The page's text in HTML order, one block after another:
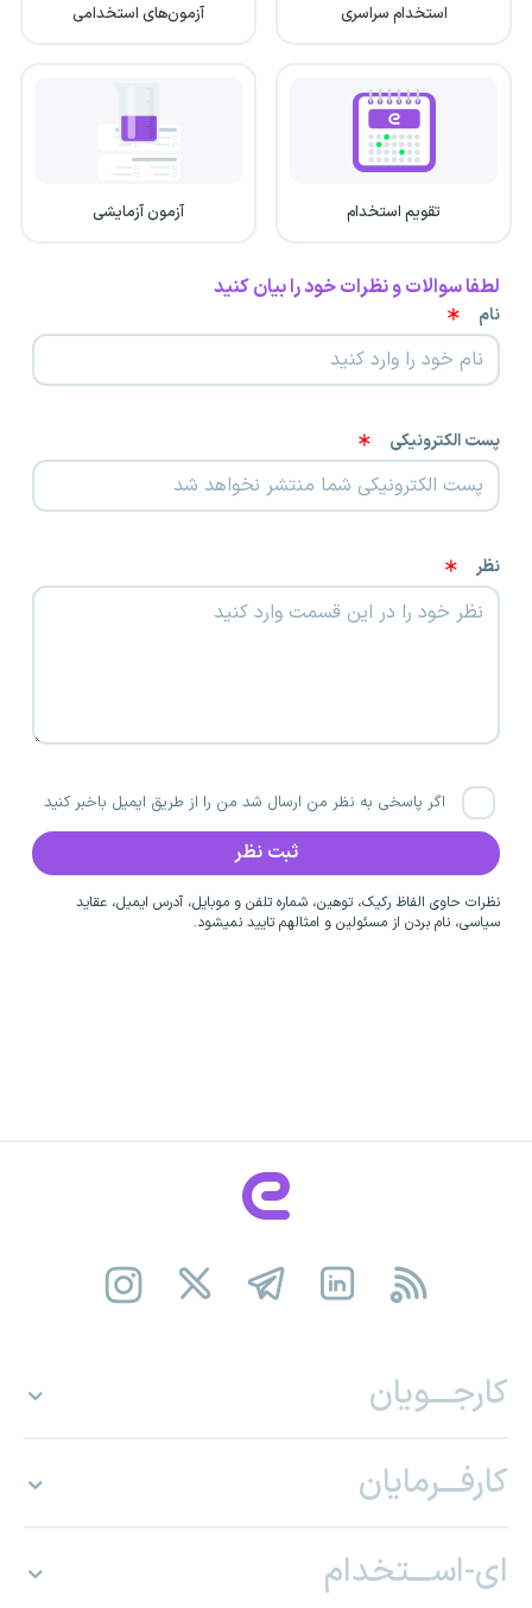
استخدام سراسری آزمون‌های استخدامی
تقویم استخدام آزمون آزمایشی
لطفا سوالات و نظرات خود را بیان کنید
نام
پست الکترونیکی
نظر
اگر پاسخی به نظر من ارسال شد من را از طریق ایمیل باخبر کنید
نظرات حاوی الفاظ رکیک، توهین، شماره تلفن و موبایل، آدرس ایمیل، عقاید
سیاسی، نام بردن از مسئولین و امثالهم تایید نمیشود.
کارجـــویان
کارفـــرمایان
ای-اســـتخدام